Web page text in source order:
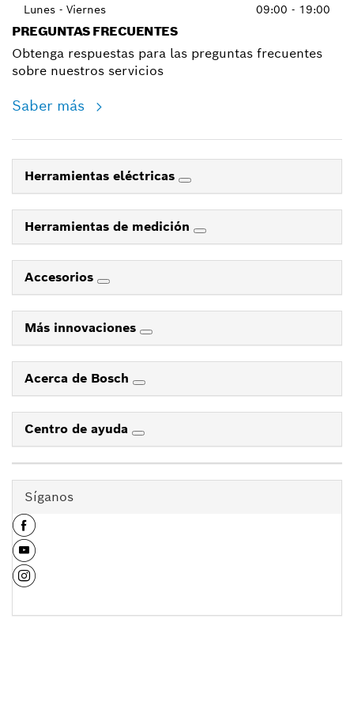
Lunes - Viernes 09:00 - 19:00
PREGUNTAS FRECUENTES
Obtenga respuestas para las preguntas frecuentes
sobre nuestros servicios
Saber más
Herramientas eléctricas
Herramientas de medición
Accesorios
Más innovaciones
Acerca de Bosch
Centro de ayuda
Síganos